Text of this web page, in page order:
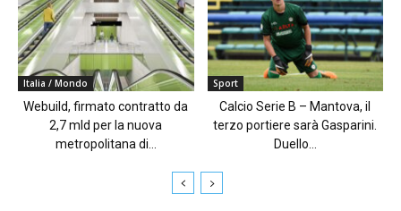
Italia / Mondo
Webuild, firmato contratto da
2,7 mld per la nuova
metropolitana di...
Sport
Calcio Serie B – Mantova, il
terzo portiere sarà Gasparini.
Duello...